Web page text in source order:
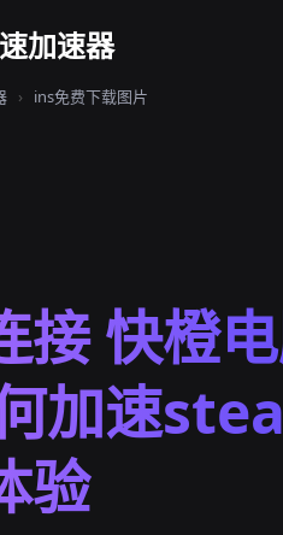
加速器
› ins免费下载图片
接 快橙
加速
验